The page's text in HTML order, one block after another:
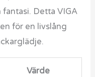
Detta VIGA
för en livslång
Värde